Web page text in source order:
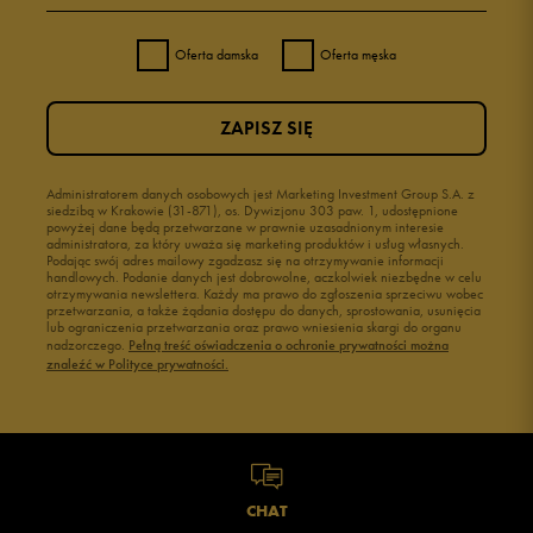
Oferta damska Oferta męska
Administratorem danych osobowych jest Marketing Investment Group S.A. z
siedzibą w Krakowie (31-871), os. Dywizjonu 303 paw. 1, udostępnione
powyżej dane będą przetwarzane w prawnie uzasadnionym interesie
administratora, za który uważa się marketing produktów i usług własnych.
Podając swój adres mailowy zgadzasz się na otrzymywanie informacji
handlowych. Podanie danych jest dobrowolne, aczkolwiek niezbędne w celu
otrzymywania newslettera. Każdy ma prawo do zgłoszenia sprzeciwu wobec
przetwarzania, a także żądania dostępu do danych, sprostowania, usunięcia
lub ograniczenia przetwarzania oraz prawo wniesienia skargi do organu
nadzorczego. Pełną treść oświadczenia o ochronie prywatności można
znaleźć w Polityce prywatności.
ZAPISZ SIĘ
CHAT